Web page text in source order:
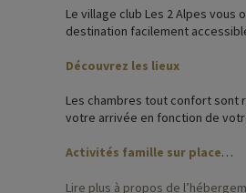
Le village club Les 2 Alpes
destination facilement
Découvrez les lieux
Les chambres tout confort sont réparties sur 5 étages desservis par ascenseur. A votre arrivée, les lits sont déjà faits, et le linge de toilette est fourni. Les logements sont attribués sur place dès
votre arrivée en fonction de
Activités famille sur place
Pour des informations très
Lire plus à propos de